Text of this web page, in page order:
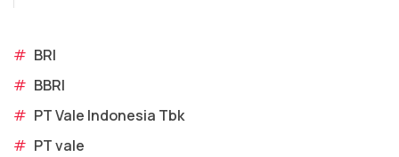
# BRI
# BBRI
# PT Vale Indonesia Tbk
# PT vale